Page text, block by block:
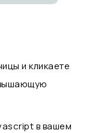
и кликаете
в вашем